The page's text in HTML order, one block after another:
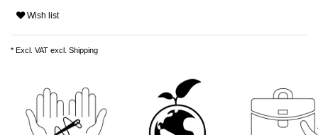
Wish list
* Excl. VAT excl. Shipping